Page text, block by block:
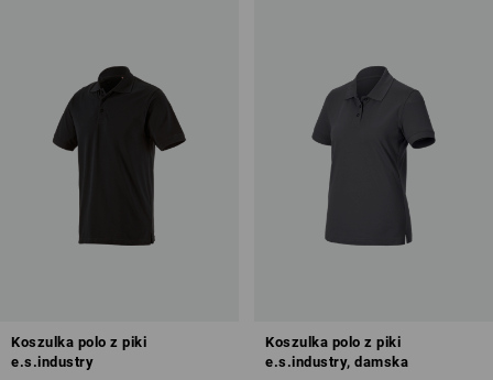
Koszulka polo z piki
e.s.industry
Koszulka polo z piki
e.s.industry, damska